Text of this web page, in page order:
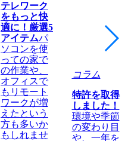
テレワーク
をもっと快
適に！厳選5
アイテムパ
ソコンを使
っての家で
の作業や、
オフィスで
もリモート
ワークが増
えたという
方も多いか
もしれませ
コラム
特許を取得
しました！
環境や季節
の変わり目
や、一年を